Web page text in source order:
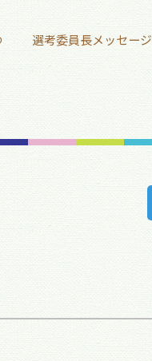
選考委員長メッセージ